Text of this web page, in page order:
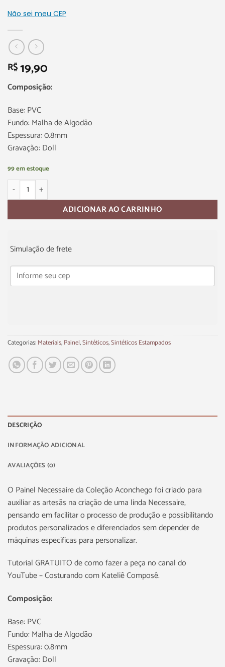
Não sei meu CEP
R$19,90
Composição:
Base: PVC
Fundo: Malha de Algodão
Espessura: 0.8mm
Gravação: Doll
99 em estoque
ADICIONAR AO CARRINHO
Simulação de frete
Categorias:Materiais,Painel,Sintéticos,Sintéticos Estampados
DESCRIÇÃO
INFORMAÇÃO ADICIONAL
AVALIAÇÕES (0)
O Painel Necessaire da Coleção Aconchego foi criado para
auxiliar as artesãs na criação de uma linda Necessaire,
pensando em facilitar o processo de produção e possibilitando
produtos personalizados e diferenciados sem depender de
máquinas especificas para personalizar.
Tutorial GRATUITO de como fazer a peça no canal do
YouTube – Costurando com Kateliê Composê.
Composição:
Base: PVC
Fundo: Malha de Algodão
Espessura: 0.8mm
Gravação: Doll